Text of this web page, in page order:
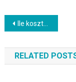
Nawigacja
wpisu
Ile kosztuje wyjazd za granicę bez bagażu rejestrowanego: bilety, opłaty i budżet wyjazdu
RELATED